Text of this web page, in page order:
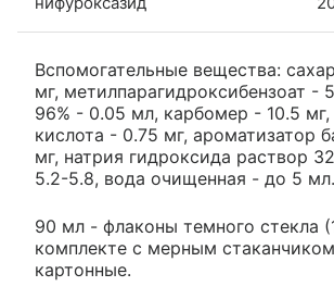
Вспомогательные вещества:
мг, метилпарагидроксибензоат -
96% - 0.05 мл, карбомер - 10.5
кислота - 0.75 мг, ароматизатор
мг, натрия гидроксида раствор
5.2-5.8, вода очищенная - до 5 мл.
90 мл - флаконы темного стекла
комплекте с мерным
картонные.